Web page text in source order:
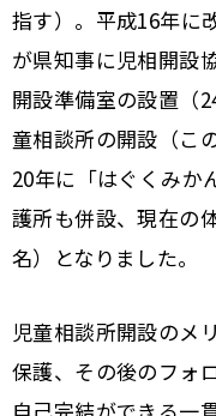
指す）。平成16年に
が県知事に児相開設
開設準備室の設置（
童相談所の開設（こ
20年に「はぐくみか
護所も併設、現在の
名）となりました。
児童相談所開設のメ
保護、その後のフォ